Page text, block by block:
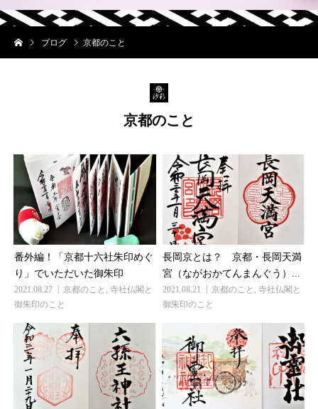
ブログ 京都のこと
京都のこと
番外編！「京都十六社朱印めぐ
り」でいただいた御朱印
2021.08.27 京都のこと , 寺社仏閣と
御朱印のこと
長岡京とは？ 京都・長岡天満
宮（ながおかてんまんぐう）...
2021.08.21 京都のこと , 寺社仏閣と
御朱印のこと